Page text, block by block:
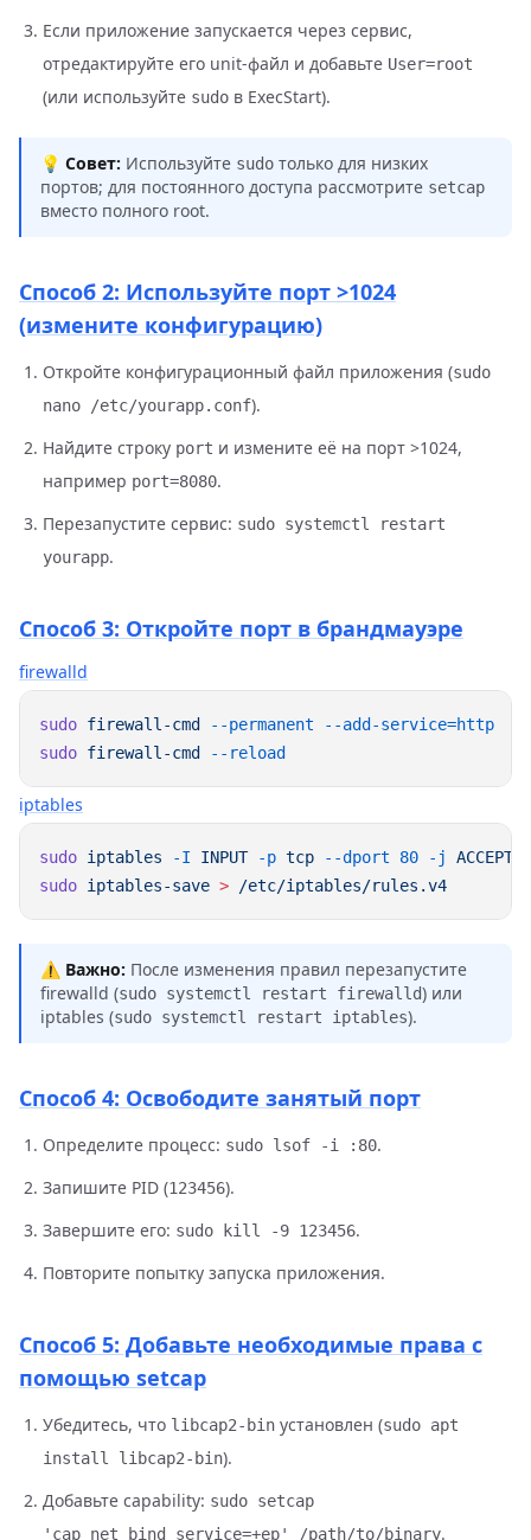
Если приложение запускается через сервис,
отредактируйте его unit-файл и добавьте User=root
(или используйте sudo в ExecStart).
💡 Совет: Используйте sudo только для низких
портов; для постоянного доступа рассмотрите setcap
вместо полного root.
Способ 2: Используйте порт >1024
(измените конфигурацию)
Откройте конфигурационный файл приложения (sudo
nano /etc/yourapp.conf).
Найдите строку port и измените её на порт >1024,
например port=8080.
Перезапустите сервис: sudo systemctl restart
yourapp.
Способ 3: Откройте порт в брандмауэре
firewalld
sudo firewall-cmd --permanent --add-service=http
sudo firewall-cmd
iptables
sudo iptables -I INPUT -p tcp --dport 80 -j
sudo iptables-save >
⚠️ Важно: После изменения правил перезапустите
firewalld (sudo systemctl restart firewalld) или
iptables (sudo systemctl restart iptables).
Способ 4: Освободите занятый порт
Определите процесс: sudo lsof -i :80.
Запишите PID (123456).
Завершите его: sudo kill -9 123456.
Повторите попытку запуска приложения.
Способ 5: Добавьте необходимые права с
помощью setcap
Убедитесь, что libcap2-bin установлен (sudo apt
install libcap2-bin).
Добавьте capability: sudo setcap
'cap_net_bind_service=+ep' /path/to/binary.